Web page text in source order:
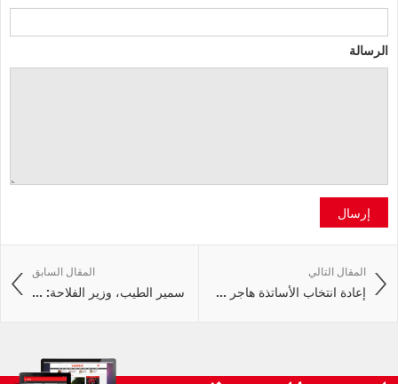
الرسالة
إرسال
المقال السابق
سمير الطيب، وزير الفلاحة: ...
المقال التالي
إعادة انتخاب الأساتذة هاجر ...